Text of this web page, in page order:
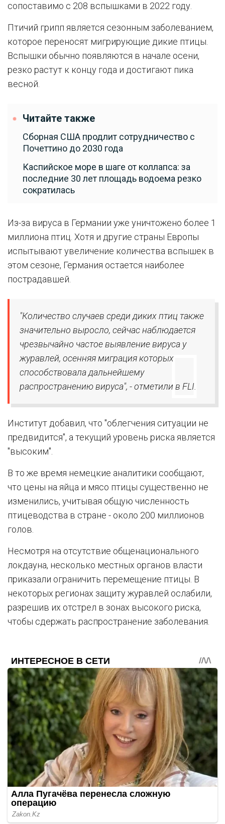
сопоставимо с 208 вспышками в 2022 году.
Птичий грипп является сезонным заболеванием,
которое переносят мигрирующие дикие птицы.
Вспышки обычно появляются в начале осени,
резко растут к концу года и достигают пика
весной.
Читайте также
Сборная США продлит сотрудничество с
Почеттино до 2030 года
Каспийское море в шаге от коллапса: за
последние 30 лет площадь водоема резко
сократилась
Из-за вируса в Германии уже уничтожено более 1
миллиона птиц. Хотя и другие страны Европы
испытывают увеличение количества вспышек в
этом сезоне, Германия остается наиболее
пострадавшей.
"Количество случаев среди диких птиц также
значительно выросло, сейчас наблюдается
чрезвычайно частое выявление вируса у
журавлей, осенняя миграция которых
способствовала дальнейшему
распространению вируса", - отметили в FLI.
Институт добавил, что "облегчения ситуации не
предвидится", а текущий уровень риска является
"высоким".
В то же время немецкие аналитики сообщают,
что цены на яйца и мясо птицы существенно не
изменились, учитывая общую численность
птицеводства в стране - около 200 миллионов
голов.
Несмотря на отсутствие общенационального
локдауна, несколько местных органов власти
приказали ограничить перемещение птицы. В
некоторых регионах защиту журавлей ослабили,
разрешив их отстрел в зонах высокого риска,
чтобы сдержать распространение заболевания.